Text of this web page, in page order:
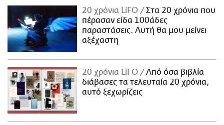
20 χρόνια LiFO
Στα 20 χρόνια που
πέρασαν είδα 100άδες
παραστάσεις. Αυτή θα μου μείνει
αξέχαστη
20 χρόνια LiFO
Από όσα βιβλία
διάβασες τα τελευταία 20 χρόνια,
αυτό ξεχωρίζεις